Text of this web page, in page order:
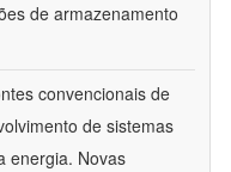
de armazenamento
convencionais de
de sistemas
energia. Novas